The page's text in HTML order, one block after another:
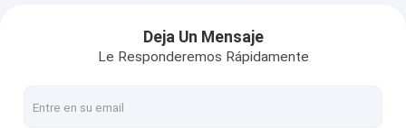
Máquina para quitar el barniz
Máquina de prensado con estator
Deja Un Mensaje
Le Responderemos Rápidamente